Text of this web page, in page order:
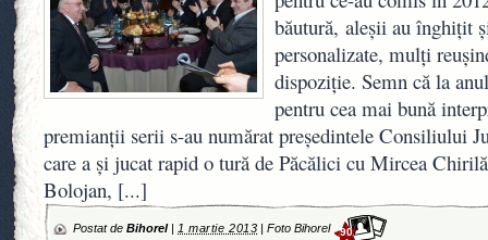
băutură, aleşii au înghiţit
personalizate, mulţi
dispoziţie. Semn că la
pentru cea mai bună
premianţii serii s-au numărat preşedintele Consiliului
care a şi jucat rapid o tură de Păcălici cu Mircea
Bolojan, [...]
Postat de Bihorel| 1 martie 2013 |Foto Bihorel 90